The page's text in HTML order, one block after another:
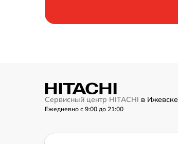
Сервисный центр HITACHI в Ижевске
Ежедневно с 9:00 до 21:00